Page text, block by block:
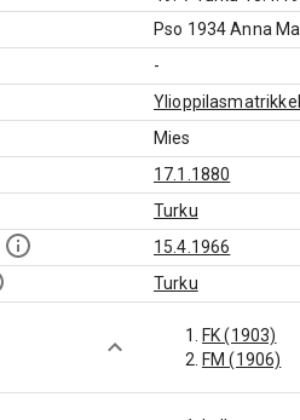
Pso 1934 Anna
-
Mies
17.1.1880
Turku
15.4.1966
Turku
FK (1903)
FM (1906)